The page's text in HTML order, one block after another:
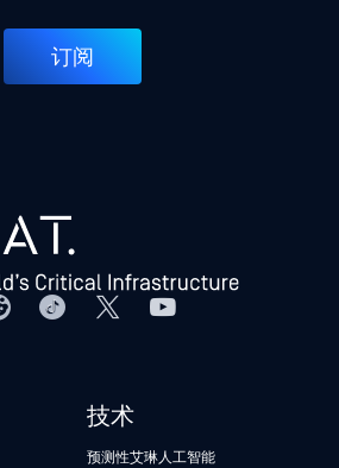
订阅
技术
预测性艾琳人工智能